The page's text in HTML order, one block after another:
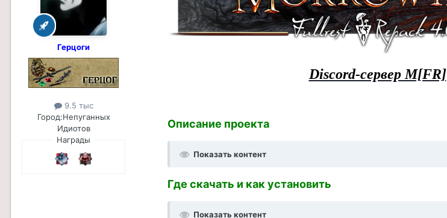
Герцоги
9.5 тыс
Город:Непуганных
Идиотов
Награды
Discord-сервер M[FR]
Описание проекта
Показать контент
Где скачать и как установить
Показать контент